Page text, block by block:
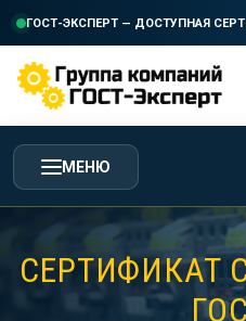
ГОСТ-ЭКСПЕРТ — ДОСТУПНАЯ
МЕНЮ
ГЛАВНАЯ
УСЛУГИ ГК ГОСТ-ЭКСПЕРТ
СЕРТИФИКАТ